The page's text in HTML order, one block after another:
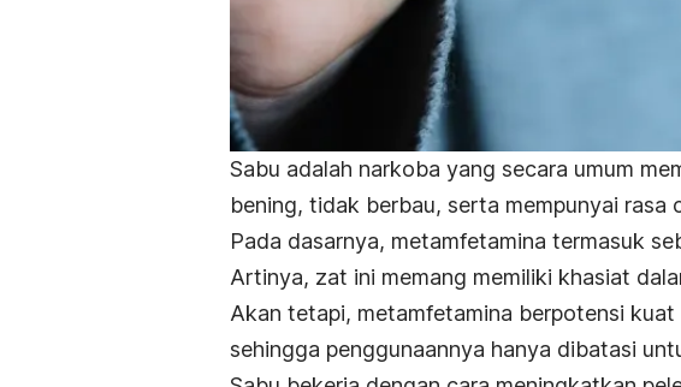
Sabu adalah narkoba yang secara umum
bening, tidak berbau, serta mempunyai rasa
Pada dasarnya, metamfetamina termasuk
Artinya, zat ini memang memiliki khasiat
Akan tetapi, metamfetamina berpotensi
sehingga penggunaannya hanya dibatasi